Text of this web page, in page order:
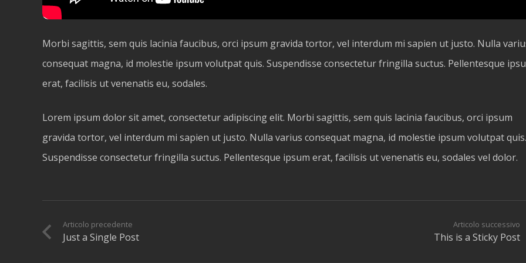
Morbi sagittis, sem quis lacinia faucibus, orci ipsum gravida tortor, vel interdum mi sapien ut justo. Nulla
consequat magna, id molestie ipsum volutpat quis. Suspendisse consectetur fringilla suctus. Pellentesque
erat, facilisis ut venenatis eu, sodales.
Lorem ipsum dolor sit amet, consectetur adipiscing elit. Morbi sagittis, sem quis lacinia faucibus, orci ipsum
gravida tortor, vel interdum mi sapien ut justo. Nulla varius consequat magna, id molestie ipsum volutpat quis.
Suspendisse consectetur fringilla suctus. Pellentesque ipsum erat, facilisis ut venenatis eu, sodales vel dolor.
Articolo precedente
Just a Single Post
Articolo successivo
This is a Sticky Post